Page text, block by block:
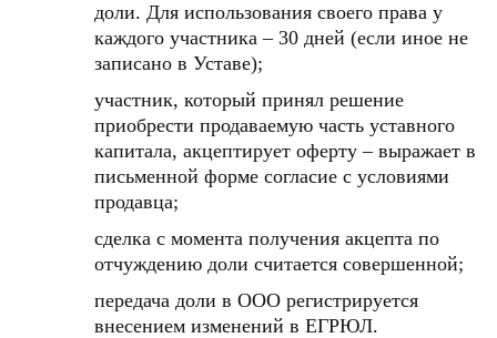
доли. Для использования своего права у
каждого участника – 30 дней (если иное не
записано в Уставе);
участник, который принял решение
приобрести продаваемую часть уставного
капитала, акцептирует оферту – выражает в
письменной форме согласие с условиями
продавца;
сделка с момента получения акцепта по
отчуждению доли считается совершенной;
передача доли в ООО регистрируется
внесением изменений в ЕГРЮЛ.